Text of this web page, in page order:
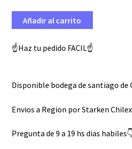
era:
$ 84.900.
es:
$ 59.430.
Añadir al carrito
☝️Haz tu pedido FACIL☝️
Disponible bodega de santiago de
Envios a Region por Starken
Pregunta de 9 a 19 hs dias